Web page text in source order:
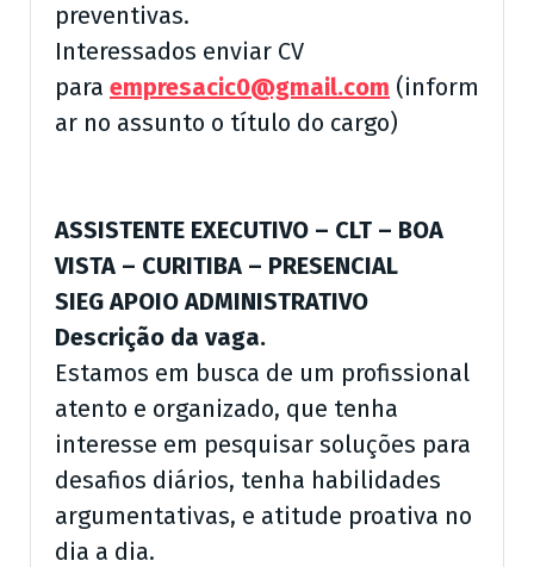
preventivas.
Interessados enviar CV
para empresacic0@gmail.com (inform
ar no assunto o título do cargo)
ASSISTENTE EXECUTIVO – CLT – BOA
VISTA – CURITIBA – PRESENCIAL
SIEG APOIO ADMINISTRATIVO
Descrição da vaga.
Estamos em busca de um profissional
atento e organizado, que tenha
interesse em pesquisar soluções para
desafios diários, tenha habilidades
argumentativas, e atitude proativa no
dia a dia.